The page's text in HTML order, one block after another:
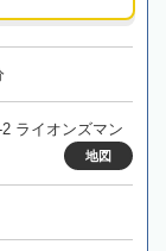
ライオンズマン
地図